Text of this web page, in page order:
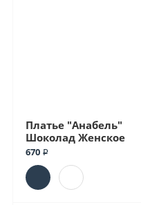
Платье "Анабель"
Шоколад Женское
670 ₽